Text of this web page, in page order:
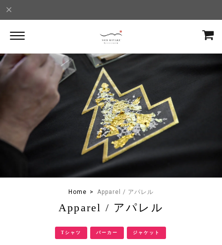
Home Apparel / アパレル
Apparel / アパレル
Tシャツ パーカー ジャケット